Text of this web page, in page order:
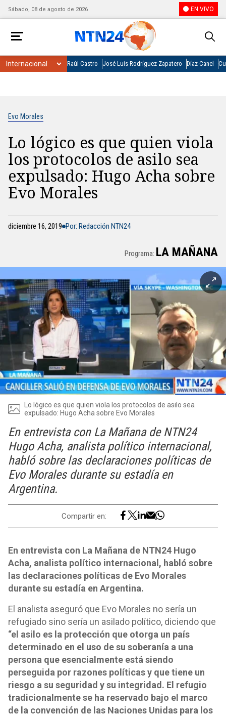
Sábado, 08 de agosto de 2026 EN VIVO
Raúl Castro José Luis Rodríguez Zapatero Díaz-Canel
Evo Morales
Lo lógico es que quien viola
los protocolos de asilo sea
expulsado: Hugo Acha sobre
Evo Morales
diciembre 16, 2019 Por: Redacción NTN24
Programa: LA MAÑANA
Lo lógico es que quien viola los protocolos de asilo sea
expulsado: Hugo Acha sobre Evo Morales
En entrevista con La Mañana de NTN24
Hugo Acha, analista político internacional,
habló sobre las declaraciones políticas de
Evo Morales durante su estadía en
Argentina.
Compartir en:
En entrevista con La Mañana de NTN24 Hugo
Acha, analista político internacional, habló sobre
las declaraciones políticas de Evo Morales
durante su estadía en Argentina.
El analista aseguró que Evo Morales no sería un
refugiado sino sería un asilado político, diciendo que
“el asilo es la protección que otorga un país
determinado en el uso de su soberanía a una
persona que esencialmente está siendo
perseguida por razones políticas y que tiene un
riesgo a su seguridad y su integridad. El refugio
tradicionalmente se ha reservado bajo el marco
de la convención de las Naciones Unidas para los